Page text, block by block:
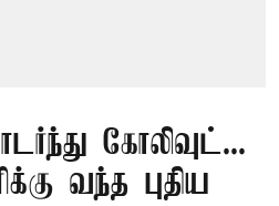
கோலிவுட்...
வந்த புதிய